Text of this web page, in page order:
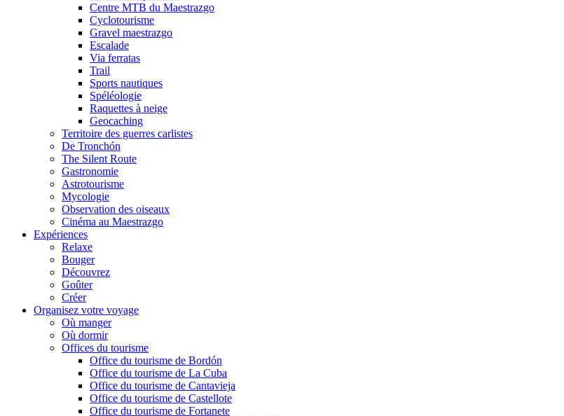
Centre MTB du Maestrazgo
Cyclotourisme
Gravel maestrazgo
Escalade
Via ferratas
Trail
Sports nautiques
Spéléologie
Raquettes à neige
Geocaching
Territoire des guerres carlistes
De Tronchón
The Silent Route
Gastronomie
Astrotourisme
Mycologie
Observation des oiseaux
Cinéma au Maestrazgo
Expériences
Relaxe
Bouger
Découvrez
Goûter
Créer
Organisez votre voyage
Où manger
Où dormir
Offices du tourisme
Office du tourisme de Bordón
Office du tourisme de La Cuba
Office du tourisme de Cantavieja
Office du tourisme de Castellote
Office du tourisme de Fortanete